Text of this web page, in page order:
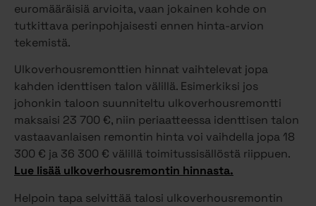
euromääräisiä arvioita, vaan jokainen kohde on
tutkittava perinpohjaisesti ennen hinta-arvion
tekemistä.
Ulkoverhousremonttien hinnat vaihtelevat jopa
kahden identtisen talon välillä. Esimerkiksi jos
johonkin taloon suunniteltu ulkoverhousremontti
maksaisi 23 700 €, niin periaatteessa identtisen talon
vastaavanlaisen remontin hinta voi vaihdella jopa 18
300 € ja 36 300 € välillä toimitussisällöstä riippuen.
Lue lisää ulkoverhousremontin hinnasta.
Helpoin tapa selvittää talosi ulkoverhousremontin